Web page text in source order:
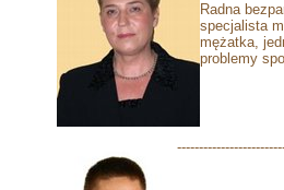
Radna
specjalista
mężatka,
problemy